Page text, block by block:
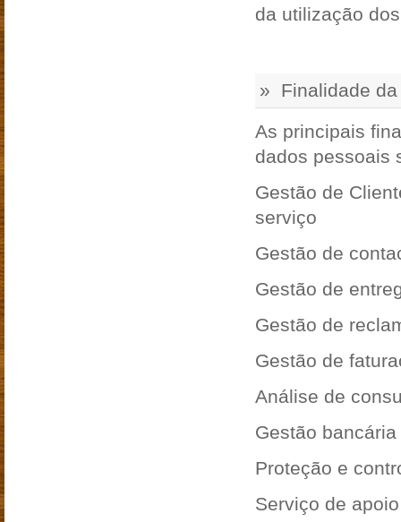
da utilização
» Finalidade
As principais
dados pessoais
Gestão de
serviço
Gestão de
Gestão de
Gestão de
Gestão de
Análise de
Gestão
Proteção e
Serviço de